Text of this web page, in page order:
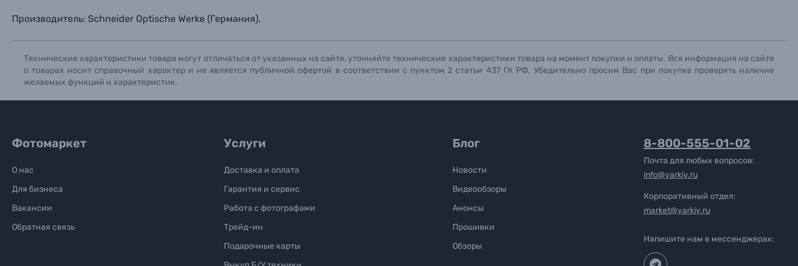
Солнцезащитные очки
Уценённые товары
Производитель: Schneider Optische Werke (Германия).
Технические характеристики товара могут отличаться от указанных на сайте, уточняйте технические характеристики товара на момент покупки и оплаты. Вся информация на сайте
о товарах носит справочный характер и не является публичной офертой в соответствии с пунктом 2 статьи 437 ГК РФ. Убедительно просим Вас при покупке проверять наличие
желаемых функций и характеристик.
Фотомаркет
О нас
Для бизнеса
Вакансии
Обратная связь
Услуги
Доставка и оплата
Гарантия и сервис
Работа с фотографами
Трейд-ин
Подарочные карты
Блог
Новости
Видеообзоры
Анонсы
Прошивки
Обзоры
8-800-555-01-02
Почта для любых вопросов:
info@yarkiy.ru
Корпоративный отдел:
market@yarkiy.ru
Напишите нам в мессенджерах: